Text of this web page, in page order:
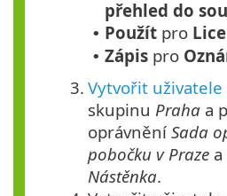
přehled do
• Použít pro
• Zápis pro
3. Vytvořit uživatele
skupinu Praha a
oprávnění Sada
pobočku v Praze a
Nástěnka.